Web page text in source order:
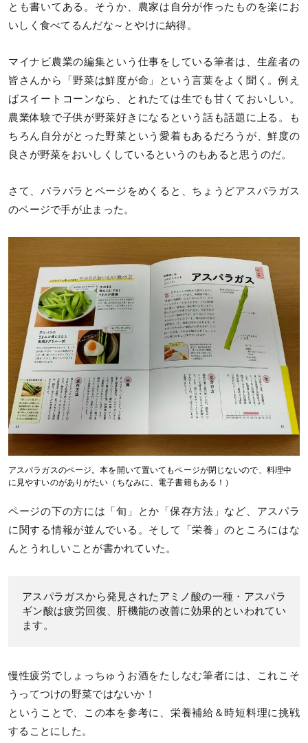
とも書いてある。そうか、農家は自分が作ったものを楽にお
いしく食べてるんだな～とやけに納得。
マイナビ農業の編集という仕事をしている筆者は、生産者の
皆さんから「野菜は鮮度が命」という言葉をよく聞く。例え
ばスイートコーンなら、とれたては生でも甘くておいしい。
農業体験で子供が野菜好きになるという話も話題に上る。も
ちろん自分がとった野菜という愛着もあるだろうが、鮮度の
良さが野菜をおいしくしているというのもあると思うのだ。
さて、パラパラとページをめくると、ちょうどアスパラガス
のページで手が止まった。
アスパラガスのページ。本を開いて置いてもページが閉じないので、料理中
に見やすいのがありがたい（ちなみに、電子書籍もある！）
ページの下の方には「旬」とか「保存方法」など、アスパラ
に関する情報が並んでいる。そして「栄養」のところにはな
んとうれしいことが書かれていた。
アスパラガスから発見されたアミノ酸の一種・アスパラ
ギン酸は疲労回復、肝機能の改善に効果的といわれてい
ます。
慢性疲労でしょっちゅうお酒をたしなむ筆者には、これこそ
うってつけの野菜ではないか！
ということで、この本を参考に、栄養補給＆時短料理に挑戦
することにした。